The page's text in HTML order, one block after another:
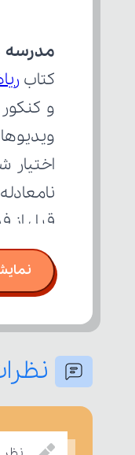
مدرسه
کتاب
قبل از